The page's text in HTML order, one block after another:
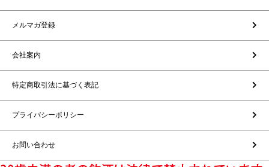
メルマガ登録
会社案内
特定商取引法に基づく表記
プライバシーポリシー
お問い合わせ